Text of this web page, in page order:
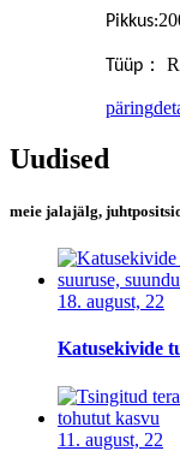
Pikkus:
Tüüp ：
päring
Uudised
meie jalajälg,
18. august, 22
Katusekivide
11. august, 22